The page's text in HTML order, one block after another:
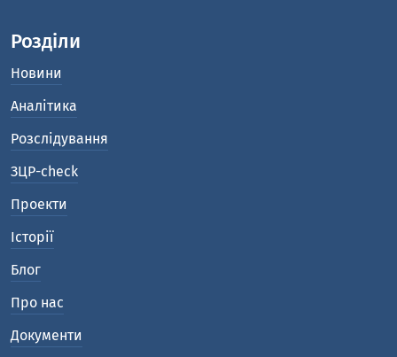
Розділи
Новини
Аналітика
Розслідування
ЗЦР-check
Проекти
Історії
Блог
Про нас
Документи